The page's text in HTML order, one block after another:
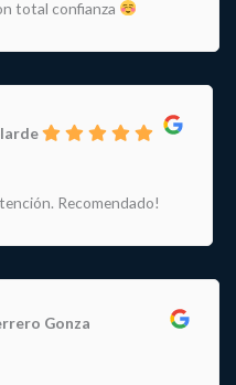
total confianza
Recomendado!
Gonza